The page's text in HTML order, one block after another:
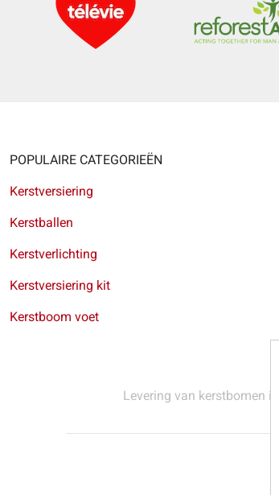
POPULAIRE CATEGORIEËN
Kerstversiering
Kerstballen
Kerstverlichting
Kerstversiering kit
Kerstboom voet
Levering van kerstbomen